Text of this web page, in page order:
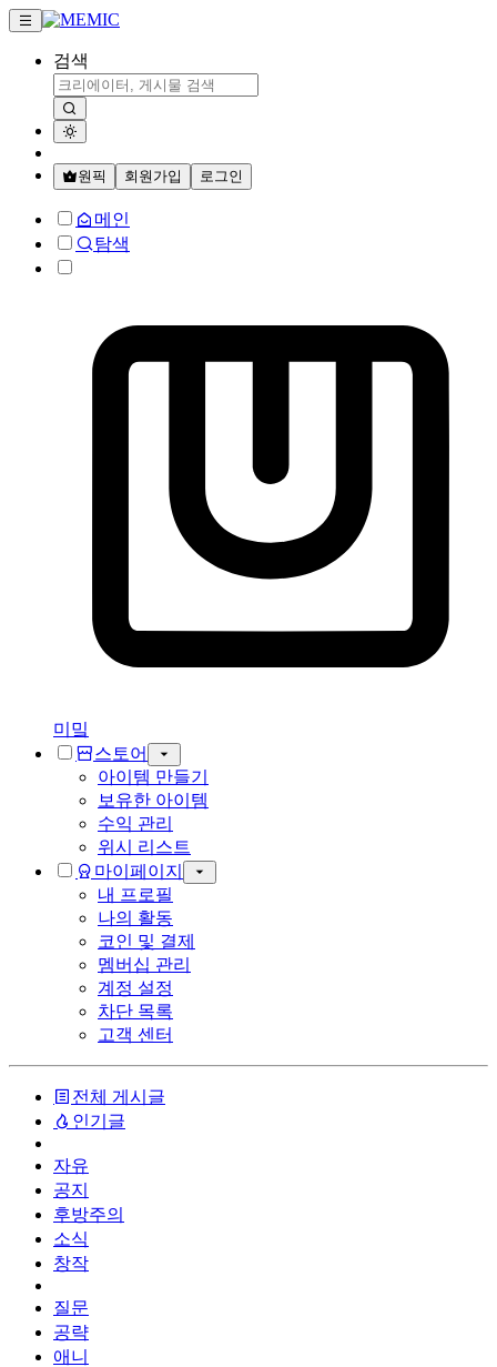
검색
원픽 회원가입 로그인
메인
탐색
미밐
스토어
아이템 만들기
보유한 아이템
수익 관리
위시 리스트
마이페이지
내 프로필
나의 활동
코인 및 결제
멤버십 관리
계정 설정
차단 목록
고객 센터
전체 게시글
인기글
자유
공지
후방주의
소식
창작
질문
공략
애니